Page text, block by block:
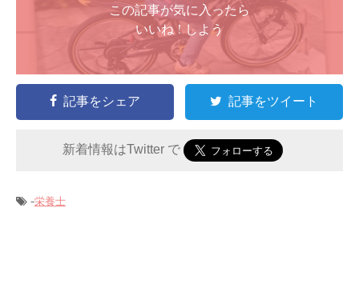
この記事が気に入ったら
いいね ! しよう
記事をシェア 記事をツイート
新着情報はTwitter で
-栄養士